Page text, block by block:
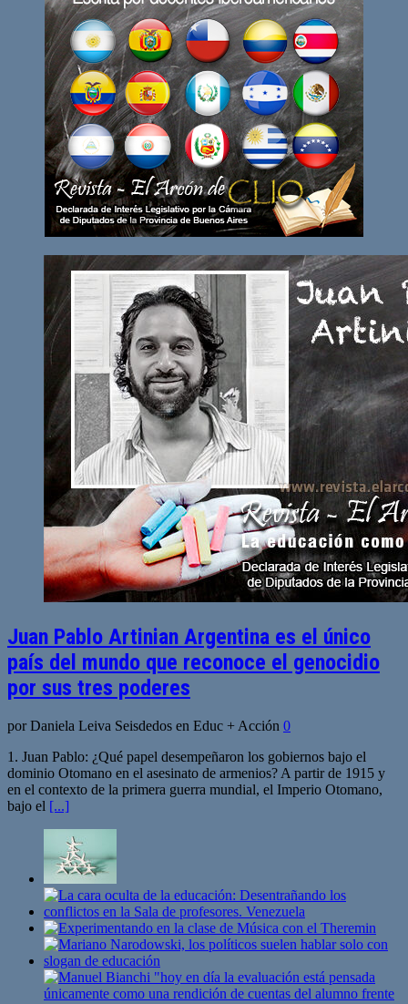
Juan Pablo Artinian Argentina es el único
país del mundo que reconoce el genocidio
por sus tres poderes
por Daniela Leiva Seisdedos en Educ + Acción 0
1. Juan Pablo: ¿Qué papel desempeñaron los gobiernos bajo el
dominio Otomano en el asesinato de armenios? A partir de 1915 y
en el contexto de la primera guerra mundial, el Imperio Otomano,
bajo el [...]